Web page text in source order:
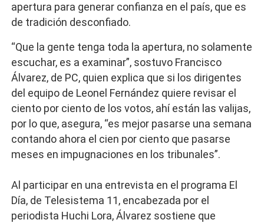
apertura para generar confianza en el país, que es
de tradición desconfiado.
“Que la gente tenga toda la apertura, no solamente
escuchar, es a examinar”, sostuvo Francisco
Álvarez, de PC, quien explica que si los dirigentes
del equipo de Leonel Fernández quiere revisar el
ciento por ciento de los votos, ahí están las valijas,
por lo que, asegura, “es mejor pasarse una semana
contando ahora el cien por ciento que pasarse
meses en impugnaciones en los tribunales”.
Al participar en una entrevista en el programa El
Día, de Telesistema 11, encabezada por el
periodista Huchi Lora, Álvarez sostiene que